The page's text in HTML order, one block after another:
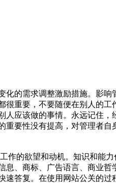
需求调整激励措施。影响
重要，不要随便在别人的
应该做的事情。永远记住
要性没有提高，对管理者
的欲望和动机。知识和能
、商标、广告语言、商业
快速答复。在使用网站公关